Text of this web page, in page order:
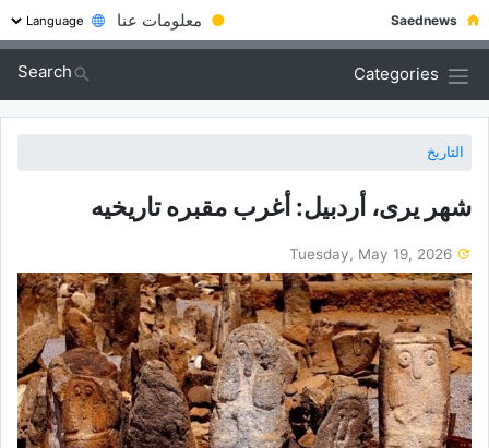
Saednews
● معلومات عنا
Categories
Search
التاريخ
شهر یری، أردبیل: أغرب مقبره تاریخیه